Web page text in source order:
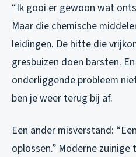
“Ik gooi er gewoon wat
Maar die chemische
leidingen. De hitte die
gresbuizen doen barsten.
onderliggende probleem
ben je weer terug bij af.
Een ander misverstand:
oplossen.” Moderne